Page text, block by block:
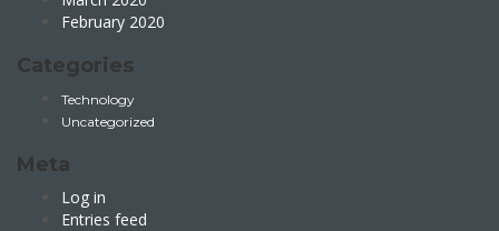
February 2020
Categories
Technology
Uncategorized
Meta
Log in
Entries feed